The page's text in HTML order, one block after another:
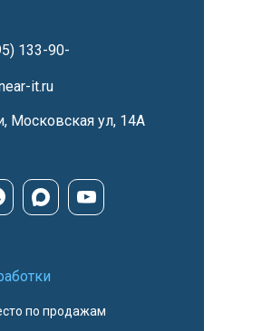
по продажам
133-90-
it.ru
Московская ул, 14А